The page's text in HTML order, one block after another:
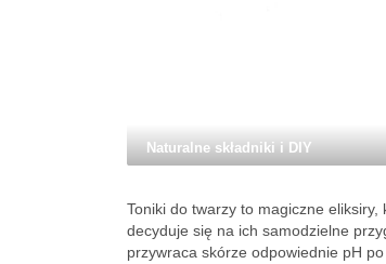
Naturalne składniki i DIY
Toniki do twarzy to magiczne
decyduje się na ich samodzielne
przywraca skórze odpowiednie pH